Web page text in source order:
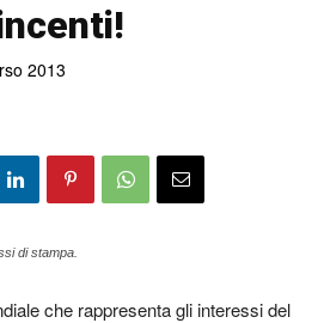
2013
di stampa.
che rappresenta gli interessi del